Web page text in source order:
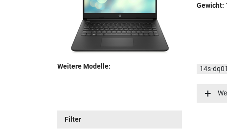
Gewicht:
Weitere Modelle: 14s-
Filter